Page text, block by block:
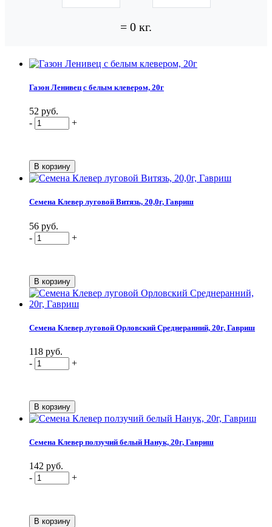
= 0 кг.
Газон Ленивец с белым клевером, 20г
52 руб.
-
+
Семена Клевер луговой Витязь, 20,0г, Гавриш
56 руб.
-
+
Семена Клевер луговой Орловский Среднеранний, 20г, Гавриш
118 руб.
-
+
Семена Клевер ползучий белый Нанук, 20г, Гавриш
142 руб.
-
+